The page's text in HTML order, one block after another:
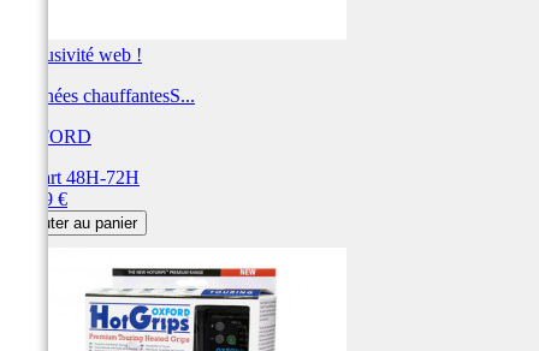
Exclusivité web !
Poignées chauffantesS...
OXFORD
Départ 48H-72H
91,79 €
Ajouter au panier